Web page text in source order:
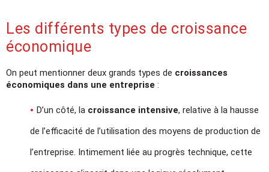
Les différents types de croissance
économique
On peut mentionner deux grands types de croissances
économiques dans une entreprise :
D’un côté, la croissance intensive, relative à la hausse
de l’efficacité de l’utilisation des moyens de production de
l’entreprise. Intimement liée au progrès technique, cette